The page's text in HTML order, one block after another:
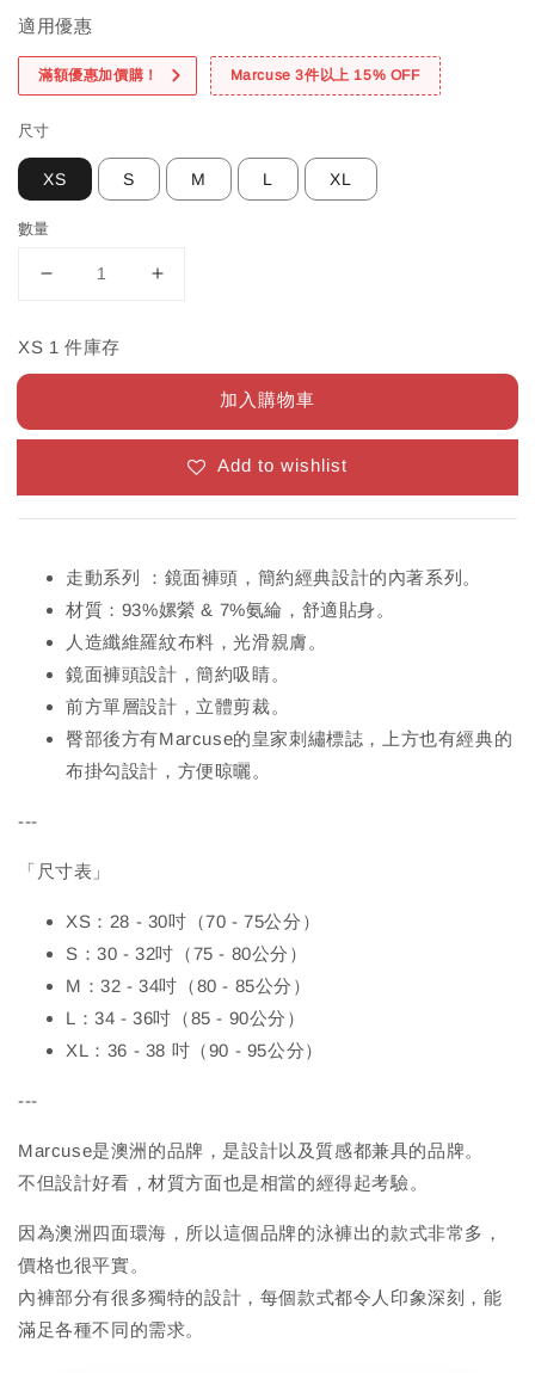
適用優惠
滿額優惠加價購！ Marcuse 3件以上 15% OFF
尺寸
XS S M L XL
數量
XS 1 件庫存
加入購物車
Add to wishlist
走動系列 ：鏡面褲頭，簡約經典設計的內著系列。
材質：93%嫘縈 & 7%氨綸，舒適貼身。
人造纖維羅紋布料，光滑親膚。
鏡面褲頭設計，簡約吸睛。
前方單層設計，立體剪裁。
臀部後方有Marcuse的皇家刺繡標誌，上方也有經典的
布掛勾設計，方便晾曬。
---
「尺寸表」
XS：28 - 30吋（70 - 75公分）
S：30 - 32吋（75 - 80公分）
M：32 - 34吋（80 - 85公分）
L：34 - 36吋（85 - 90公分）
XL：36 - 38 吋（90 - 95公分）
---
Marcuse是澳洲的品牌，是設計以及質感都兼具的品牌。
不但設計好看，材質方面也是相當的經得起考驗。
因為澳洲四面環海，所以這個品牌的泳褲出的款式非常多，
價格也很平實。
內褲部分有很多獨特的設計，每個款式都令人印象深刻，能
滿足各種不同的需求。